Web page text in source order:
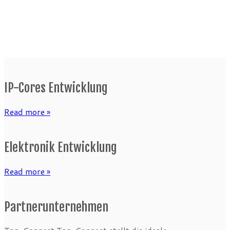
IP-Cores Entwicklung
Read more »
Elektronik Entwicklung
Read more »
Partnerunternehmen